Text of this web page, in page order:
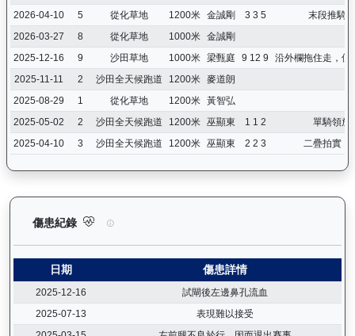
2026-04-10
5 從化草地 1200米 金誠剛 3 3 5
末段推騎
2026-03-27
8 從化草地 1000米 金誠剛
2025-12-16
9 沙田草地 1000米 梁甄庭 9 12 9
沿外欄拖住走，但
2025-11-11
2 沙田全天候跑道 1200米 麥道朗
2025-08-29
1 從化草地 1200米 黃智弘
2025-05-02
2 沙田全天候跑道 1200米 巫顯東 1 1 2
單騎領放
2025-04-10
3 沙田全天候跑道 1200米 巫顯東 2 2 3 二疊拍實，
傷患紀錄 長勝金剛（K266）— 傷患紀錄：查看馬匹完整
日期 傷患詳情
2025-12-16
試閘後左邊鼻孔流血
2025-07-13
表現難以接受